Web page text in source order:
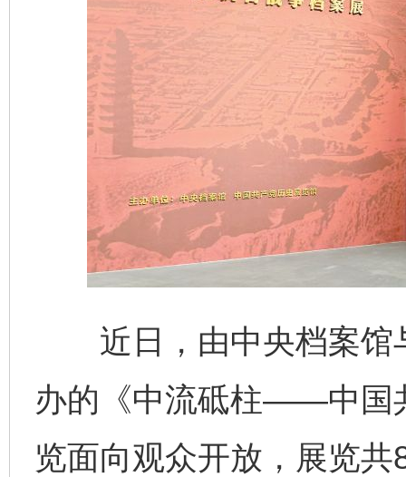
近日，由中央档案馆
办的《中流砥柱——中国
览面向观众开放，展览